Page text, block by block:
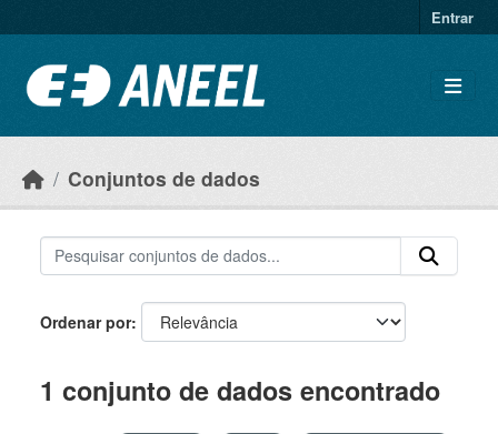
Entrar
Conjuntos de dados
Ordenar por
1 conjunto de dados encontrado